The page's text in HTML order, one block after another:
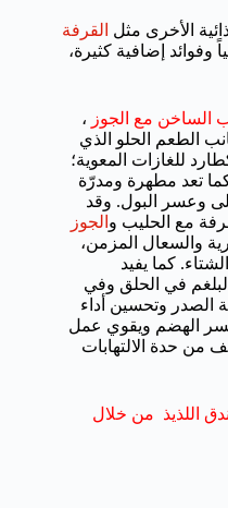
الأخرى مثل القرفة
وفوائد إضافية كثيرة،
الساخن مع الجوز ،
الطعم الحلو الذي
للغازات المعوية؛
تعد مطهرة ومدرّة
وعسر البول. وقد
مع الحليب و الجوز
والسعال المزمن،
كما يفيد
في الحلق وفي
الصدر وتحسين أداء
عسر الهضم ويقوي عمل
من حدة الالتهابات
اللذيذ من خلال